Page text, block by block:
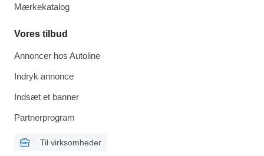
Mærkekatalog
Vores tilbud
Annoncer hos Autoline
Indryk annonce
Indsæt et banner
Partnerprogram
Til virksomheder